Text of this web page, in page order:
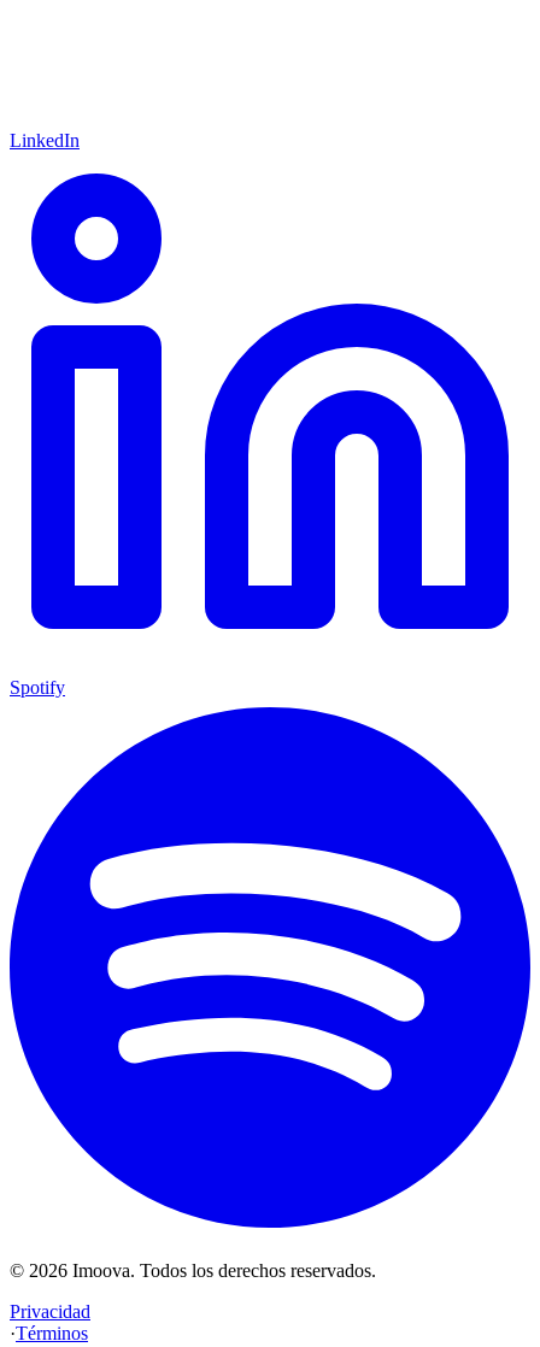
LinkedIn
Spotify
© 2026 Imoova. Todos los derechos reservados.
Privacidad
·Términos